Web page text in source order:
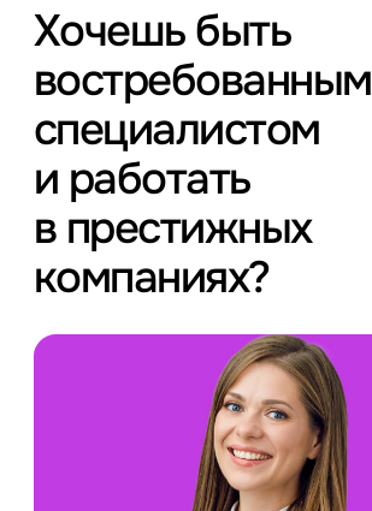
Хочешь быть
востребованным
специалистом
и работать
в престижных
компаниях?